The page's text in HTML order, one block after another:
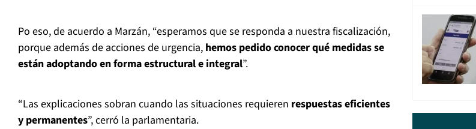
Po eso, de acuerdo a Marzán, “esperamos que se responda a nuestra fiscalización,
porque además de acciones de urgencia, hemos pedido conocer qué medidas se
están adoptando en forma estructural e integral”.
“Las explicaciones sobran cuando las situaciones requieren respuestas eficientes
y permanentes”, cerró la parlamentaria.